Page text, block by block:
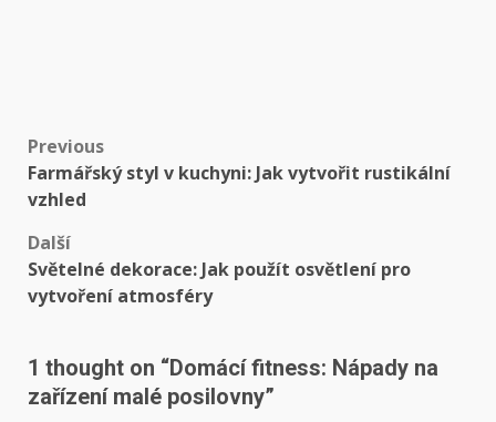
Post
navigation
Previous
Farmářský styl v kuchyni: Jak vytvořit rustikální
vzhled
Další
Světelné dekorace: Jak použít osvětlení pro
vytvoření atmosféry
1 thought on “Domácí fitness: Nápady na
zařízení malé posilovny”